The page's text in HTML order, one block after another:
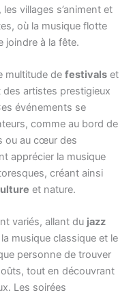
villages s’animent et
où la musique flotte
joindre à la fête.
multitude de festivals et
artistes prestigieux
événements se
comme au bord de
ou au cœur des
apprécier la musique
créant ainsi
et nature.
variés, allant du jazz
musique classique et le
personne de trouver
tout en découvrant
Les soirées